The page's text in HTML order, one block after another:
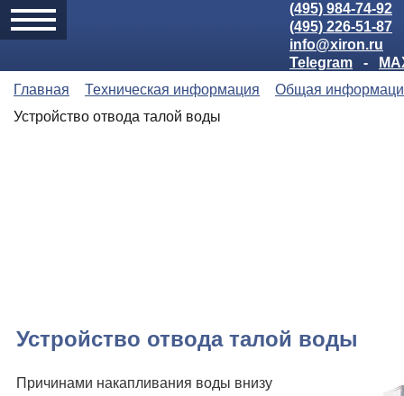
(495) 984-74-92
(495) 226-51-87
info@xiron.ru
Telegram
-
Главная
Техническая информация
Общая
Устройство отвода талой воды
Устройство отвода талой воды
Причинами накапливания воды внизу